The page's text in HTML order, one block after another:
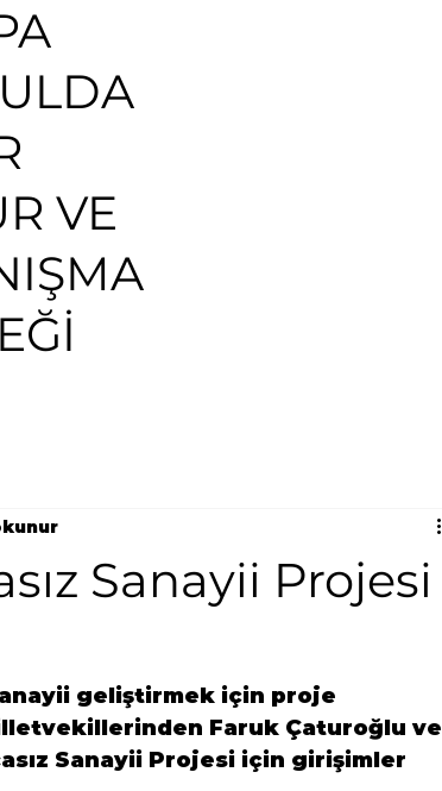
VE
Sanayii Projesi
geliştirmek için proje
Faruk Çaturoğlu ve
Sanayii Projesi için girişimler